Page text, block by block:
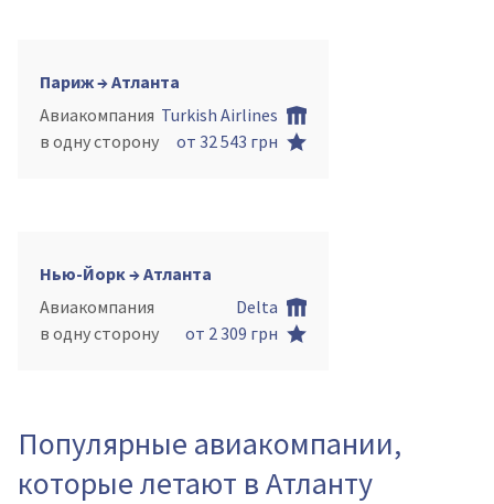
Париж → Атланта
Авиакомпания Turkish Airlines
в одну сторону
от 32 543 грн
Нью-Йорк → Атланта
Авиакомпания
Delta
в одну сторону
от 2 309 грн
Популярные авиакомпании,
которые летают в Атланту